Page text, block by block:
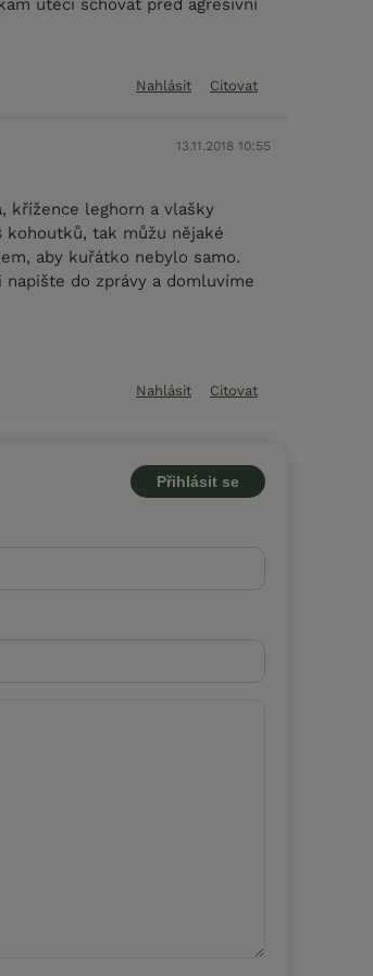
Nahlásit Citovat
13.11.2018 10:55
křížence leghorn a vlašky
kohoutků, tak můžu nějaké
aby kuřátko nebylo samo.
do zprávy a domluvíme
Nahlásit Citovat
Přihlásit se